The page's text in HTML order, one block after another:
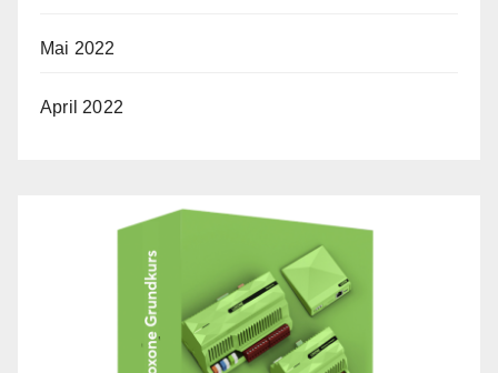
Mai 2022
April 2022